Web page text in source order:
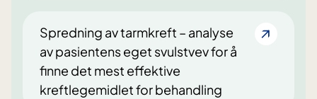
Spredning av tarmkreft – analyse
av pasientens eget svulstvev for å
finne det mest effektive
kreftlegemidlet for behandling